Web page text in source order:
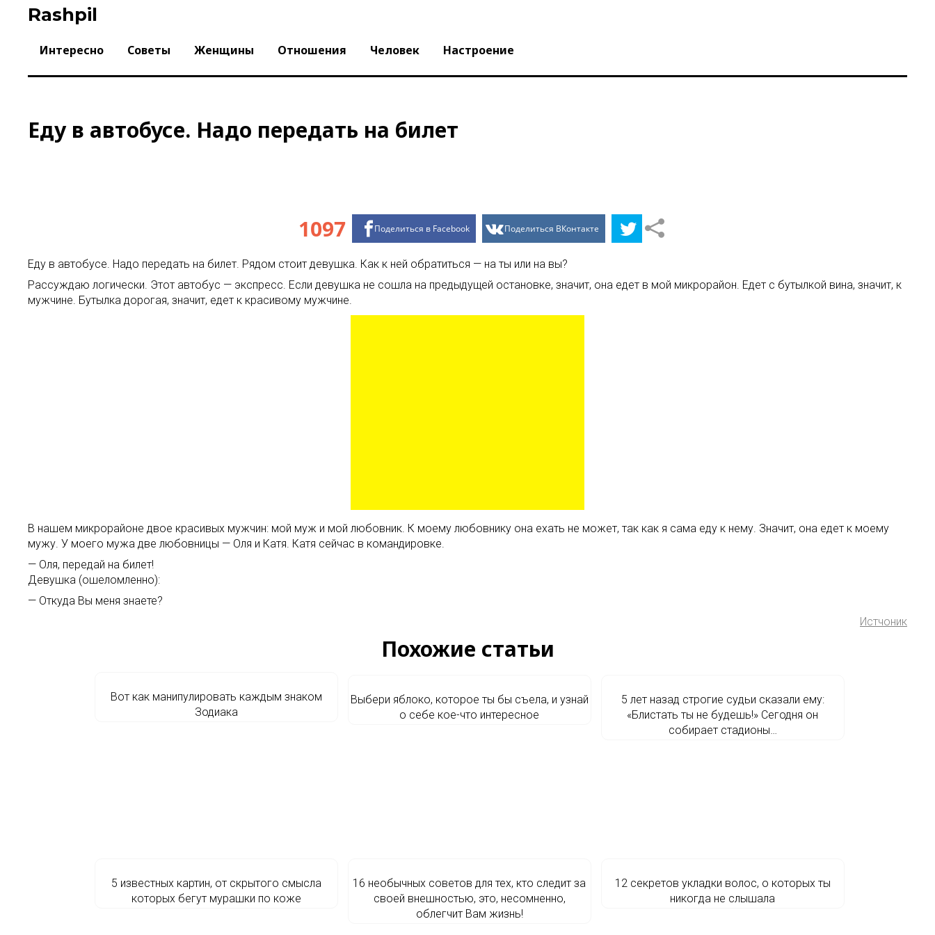
Rashpil
Интересно Советы Женщины Отношения Человек Настроение
Еду в автобусе. Надо передать на билет
1097 Поделиться в Facebook Поделиться ВКонтакте
Еду в автобусе. Надо передать на билет. Рядом стоит девушка. Как к ней обратиться — на ты или на вы?
Рассуждаю логически. Этот автобус — экспресс. Если девушка не сошла на предыдущей остановке, значит, она едет в мой микрорайон. Едет с бутылкой вина, значит, к
мужчине. Бутылка дорогая, значит, едет к красивому мужчине.
В нашем микрорайоне двое красивых мужчин: мой муж и мой любовник. К моему любовнику она ехать не может, так как я сама еду к нему. Значит, она едет к моему
мужу. У моего мужа две любовницы — Оля и Катя. Катя сейчас в командировке.
— Оля, передай на билет!
Девушка (ошеломленно):
— Откуда Вы меня знаете?
Истчоник
Похожие статьи
Вот как манипулировать каждым знаком
Зодиака
Выбери яблоко, которое ты бы съела, и узнай
о себе кое-что интересное
5 лет назад строгие судьи сказали ему:
«Блистать ты не будешь!» Сегодня он
собирает стадионы…
5 известных картин, от скрытого смысла
которых бегут мурашки по коже
16 необычных советов для тех, кто следит за
своей внешностью, это, несомненно,
облегчит Вам жизнь!
12 секретов укладки волос, о которых ты
никогда не слышала